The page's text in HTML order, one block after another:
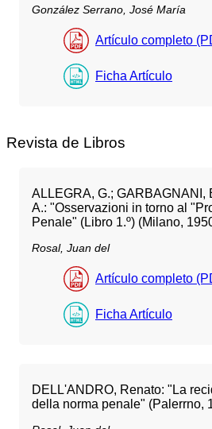
González Serrano, José María
Artículo completo
Ficha Artículo
Revista de Libros
ALLEGRA, G.; GARBAGNANI,
A.: "Osservazioni in torno al
Penale" (Libro 1.º) (Milano,
Rosal, Juan del
Artículo completo
Ficha Artículo
DELL'ANDRO, Renato: "La
della norma penale" (Palerrno,